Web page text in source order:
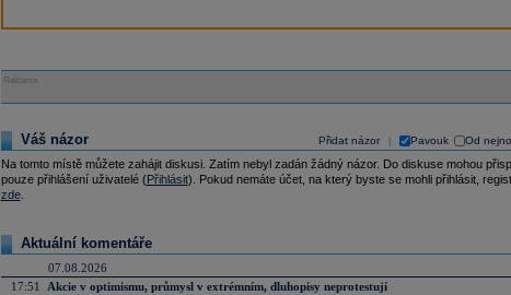
Reklama
Přidat názor Pavouk Od
Váš názor
Na tomto místě můžete zahájit diskusi. Zatím nebyl zadán žádný názor. Do diskuse mohou
pouze přihlášení uživatelé (Přihlásit). Pokud nemáte účet, na který byste se mohli přihlásit,
zde.
Aktuální komentáře
07.08.2026
17:51
Akcie v optimismu, průmysl v extrémním, dluhopisy neprotestují